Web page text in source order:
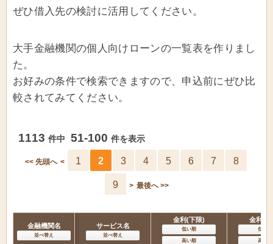
ぜひ借入先の検討に活用してください。
大手金融機関の個人向けローンの一覧表を作りまし
た。
お好みの条件で検索できますので、申込前にぜひ比
較されてみてください。
1113 件中 51-100 件を表示
<< 先頭へ < 1 2 3 4 5 6 7 8
9 > 最後へ >>
金融機関名
並べ替え
サービス名
並べ替え
金利(下限)
低い順
高い順
金利(上
低い順
高い順